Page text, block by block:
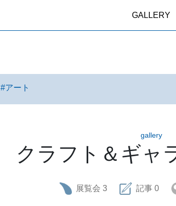
GALLERY
#アート
gallery
クラフト＆ギ
展覧会 3 記事 0